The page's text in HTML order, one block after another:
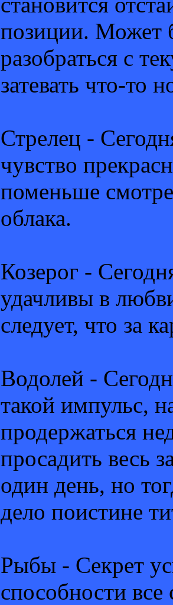
позиции. Может
разобраться с
затевать что-то
Стрелец -
чувство
поменьше
облака.
Козерог -
удачливы в
следует, что за
Водолей -
такой импульс,
продержаться
просадить весь
один день, но
дело поистине
Рыбы - Секрет
способности все